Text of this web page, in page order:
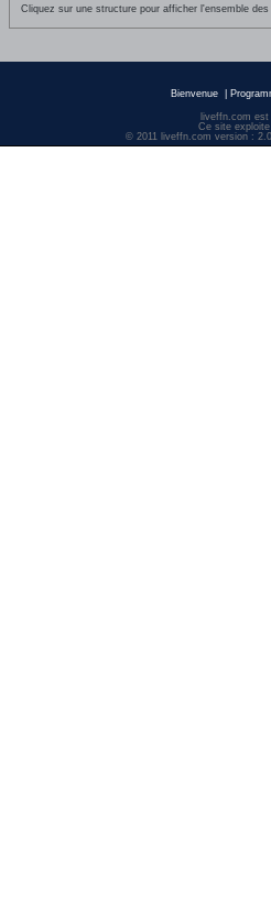
Cliquez sur une structure pour afficher l'ensemble
Bienvenue
liveffn.com
Ce site
© 2011 liveffn.com version :